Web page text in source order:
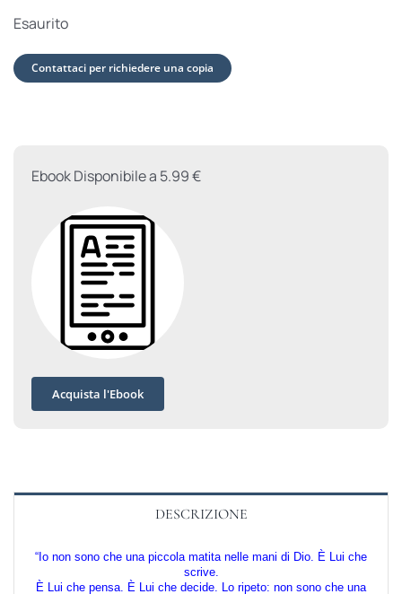
Esaurito
Contattaci per richiedere una copia
Ebook Disponibile a 5.99 €
Acquista l'Ebook
DESCRIZIONE
“Io non sono che una piccola matita nelle mani di Dio. È Lui che
scrive.
È Lui che pensa. È Lui che decide. Lo ripeto: non sono che una